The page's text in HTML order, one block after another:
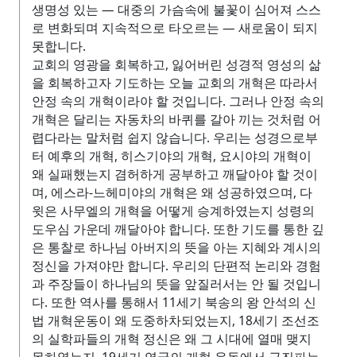
생명성 있는 — 대중의 가슴속에 불꽃이 심어져 스스
로 변화되며 지속적으로 타오르는 — 새로움이 되지
못합니다.
교회의 영광을 회복하고, 잃어버린 성경적 영성의 삶
을 회복하고자 기도하는 오늘 교회의 개혁은 따라서
안정 속의 개혁이라야 할 것입니다. 그러나 안정 속의
개혁은 달리는 자동차의 바퀴를 갈아 끼는 것처럼 어
렵다라는 말처럼 쉽지 않습니다. 우리는 성경으로부
터 예후의 개혁, 히스기야의 개혁, 요시야의 개혁이
왜 실패했는지 겸허하게 공부하고 깨달아야 할 것이
며, 에스라-느헤미야의 개혁은 왜 성공하였으며, 다
윗은 사무엘의 개혁을 어떻게 승계하였는지 성령의
도우심 가운데 깨달아야 합니다. 또한 기도를 통한 깊
은 통찰로 하나님 아버지의 뜻을 아는 지혜와 계시의
정신을 가져야만 합니다. 우리의 단편적 논리와 경험
과 주장들이 하나님의 뜻을 앞질러서는 안 될 것입니
다. 또한 역사를 통해서 11세기 북송의 왕 안석의 신
법 개혁운동이 왜 도중하차되었는지, 18세기 조선조
의 실학파들의 개혁 정신은 왜 그 시대에 열매 맺지